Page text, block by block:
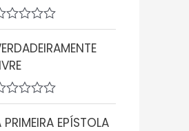
PRIMEIRA EPÍSTOLA